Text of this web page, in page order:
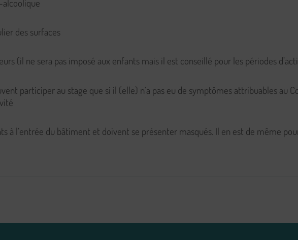
alcoolique
des surfaces
(il ne sera pas imposé aux enfants mais il est conseillé pour les périodes
participer au stage que si il (elle) n’a pas eu de symptômes attribuables au
à l’entrée du bâtiment et doivent se présenter masqués. Il en est de même